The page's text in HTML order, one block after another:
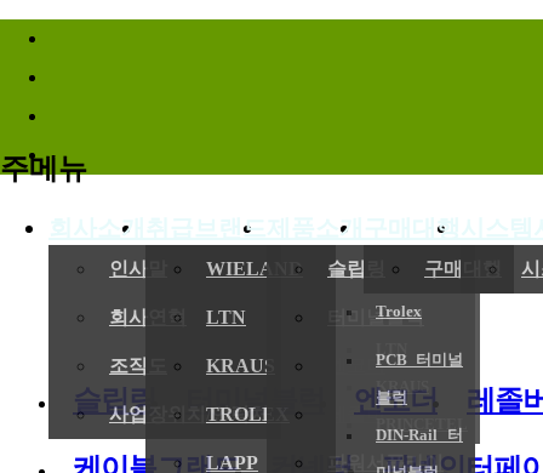
바로가기메뉴
주메뉴
회사소개
인사말
회사연혁
조직도
사업장위치/연락처
취급브랜드
WIELAND
LTN
KRAUS
TROLEX
LAPP
제품소개
슬립링
Trolex
KRAUS
PRINCETEL
터미널블럭
PCB 터미널
블럭
DIN-Rail 터
엔코더
레졸버
파워서플라이
구매대행
구매대행
(
전기,기
슬립링 터미널블럭 엔코더 레졸